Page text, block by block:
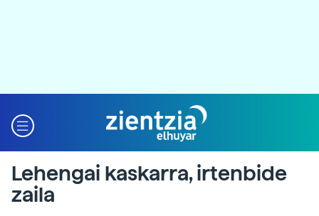
Lehengai kaskarra, irtenbide
zaila